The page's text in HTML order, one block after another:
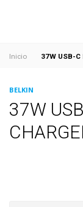
Inicio 37W USB-C
BELKIN
37W